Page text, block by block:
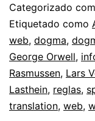
Categorizado
Etiquetado como
web, dogma,
George Orwell,
Rasmussen, Lars
Lasthein, reglas,
translation, web,